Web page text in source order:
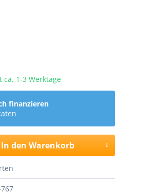
1-3 Werktage
finanzieren
In den Warenkorb